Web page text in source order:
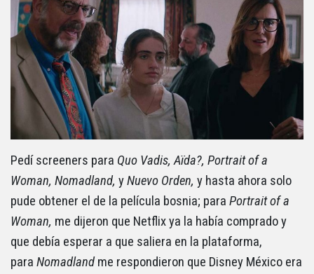
Pedí screeners para Quo Vadis, Aïda?, Portrait of a
Woman, Nomadland, yNuevo Orden, y hasta ahora solo
pude obtener el de la película bosnia; para Portrait of a
Woman, me dijeron que Netflix ya la había comprado y
que debía esperar a que saliera en la plataforma,
para Nomadlandme respondieron que Disney México era